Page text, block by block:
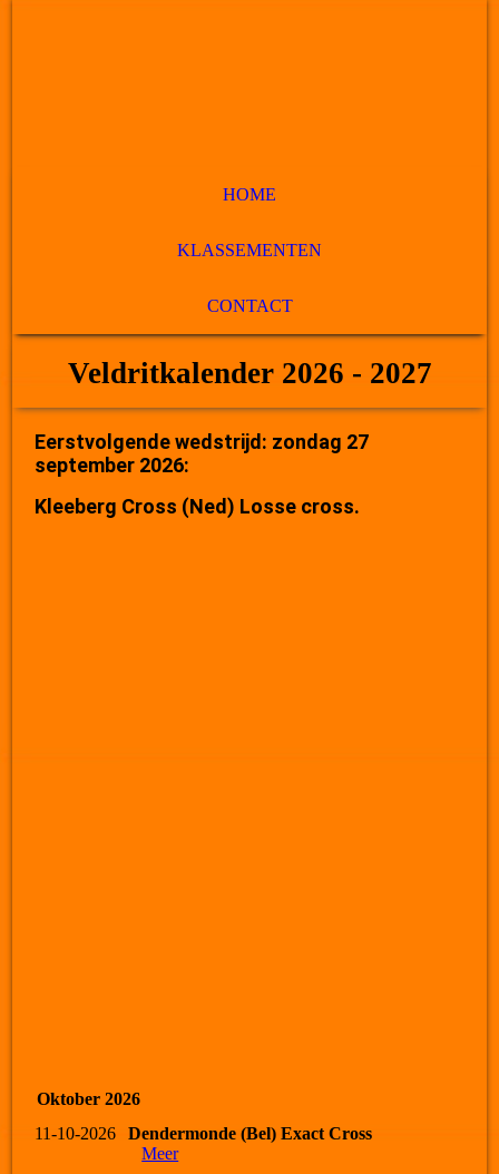
HOME
KLASSEMENTEN
CONTACT
Veldritkalender 2026 - 2027
Eerstvolgende wedstrijd: zondag 27
september 2026:
Kleeberg Cross (Ned) Losse cross.
Oktober 2026
11-10-2026
Dendermonde (Bel) Exact Cross
Meer